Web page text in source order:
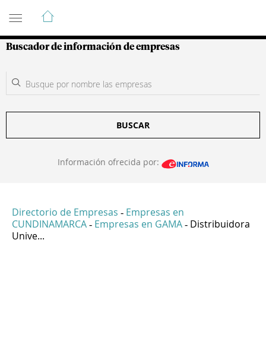
Guía de Empresas Colombianas
Buscador de información de empresas
BUSCAR
Información ofrecida por:
Directorio de Empresas - Empresas en
CUNDINAMARCA - Empresas en GAMA - Distribuidora
Unive...